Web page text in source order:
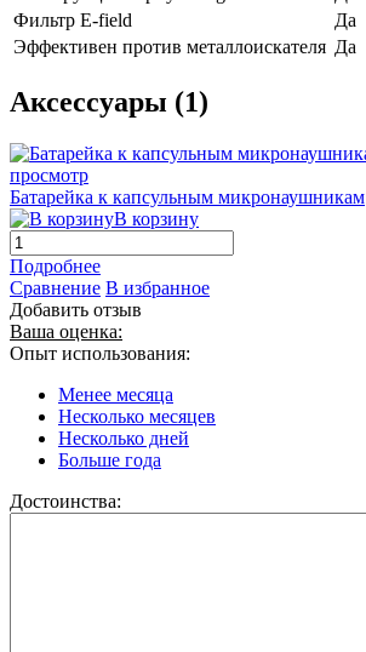
Фильтр E-field
Да
Эффективен против металлоискателя Да
Аксессуары (1)
просмотр
Батарейка к капсульным микронаушникам
В корзину
Подробнее
Сравнение В избранное
Добавить отзыв
Ваша оценка:
Опыт использования:
Менее месяца
Несколько месяцев
Несколько дней
Больше года
Достоинства: